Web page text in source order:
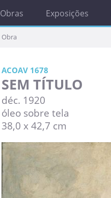
Obras Exposições
Obra
ACOAV 1678
SEM TÍTULO
déc. 1920
óleo sobre tela
38,0 x 42,7 cm